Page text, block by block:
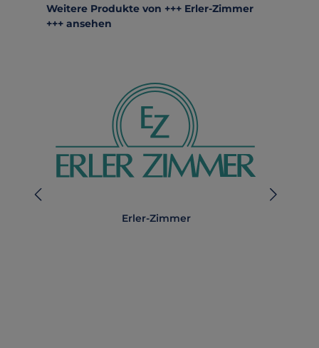
Produktgalerie überspringen
Weitere Produkte von +++ Erler-Zimmer
+++ ansehen
Erler-Zimmer